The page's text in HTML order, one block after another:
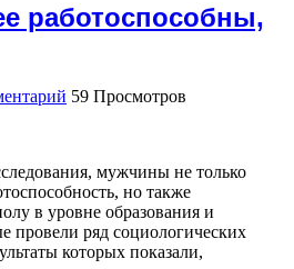
работоспособны,
59 Просмотров
мужчины не только
но также
в уровне образования и
провели ряд социологических
которых показали,